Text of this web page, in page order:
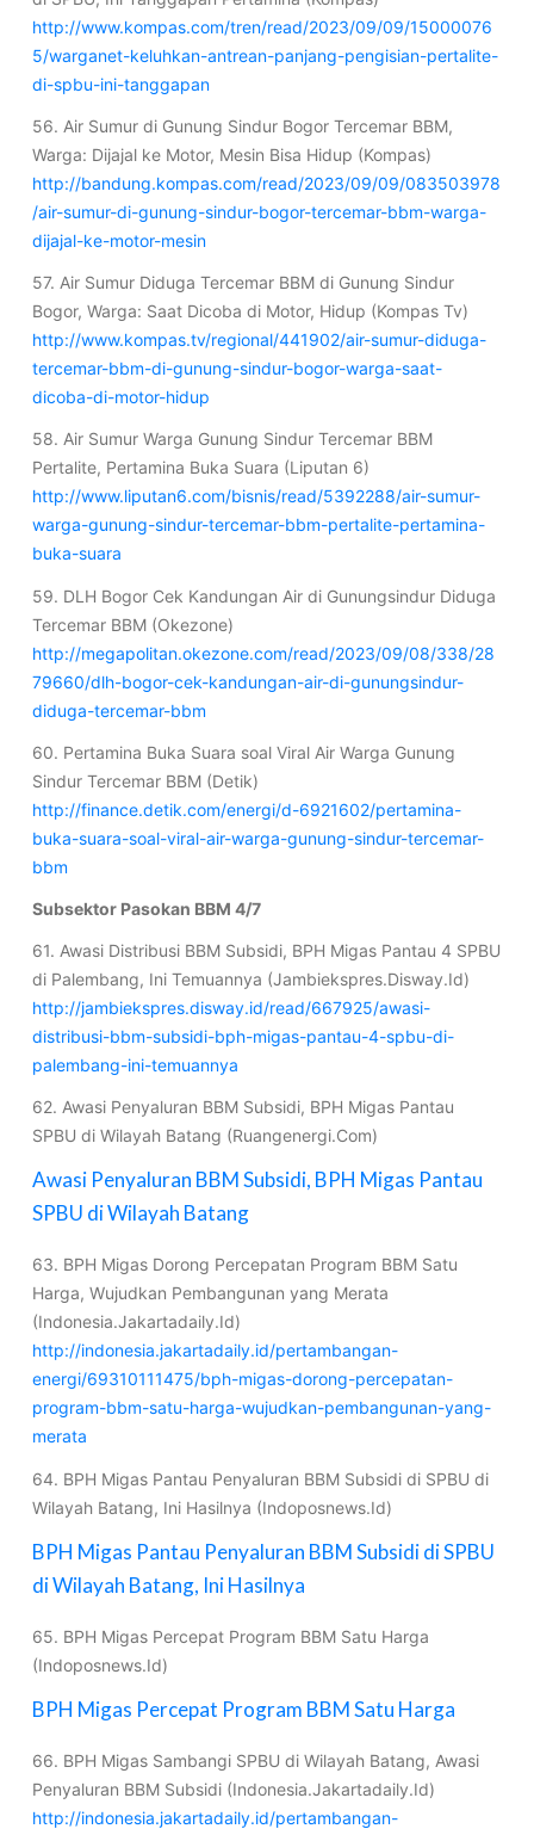
http://www.kompas.com/tren/read/2023/09/09/15000076
5/warganet-keluhkan-antrean-panjang-pengisian-pertalite-
di-spbu-ini-tanggapan
56. Air Sumur di Gunung Sindur Bogor Tercemar BBM,
Warga: Dijajal ke Motor, Mesin Bisa Hidup (Kompas)
http://bandung.kompas.com/read/2023/09/09/083503978
/air-sumur-di-gunung-sindur-bogor-tercemar-bbm-warga-
dijajal-ke-motor-mesin
57. Air Sumur Diduga Tercemar BBM di Gunung Sindur
Bogor, Warga: Saat Dicoba di Motor, Hidup (Kompas Tv)
http://www.kompas.tv/regional/441902/air-sumur-diduga-
tercemar-bbm-di-gunung-sindur-bogor-warga-saat-
dicoba-di-motor-hidup
58. Air Sumur Warga Gunung Sindur Tercemar BBM
Pertalite, Pertamina Buka Suara (Liputan 6)
http://www.liputan6.com/bisnis/read/5392288/air-sumur-
warga-gunung-sindur-tercemar-bbm-pertalite-pertamina-
buka-suara
59. DLH Bogor Cek Kandungan Air di Gunungsindur Diduga
Tercemar BBM (Okezone)
http://megapolitan.okezone.com/read/2023/09/08/338/28
79660/dlh-bogor-cek-kandungan-air-di-gunungsindur-
diduga-tercemar-bbm
60. Pertamina Buka Suara soal Viral Air Warga Gunung
Sindur Tercemar BBM (Detik)
http://finance.detik.com/energi/d-6921602/pertamina-
buka-suara-soal-viral-air-warga-gunung-sindur-tercemar-
bbm
Subsektor Pasokan BBM 4/7
61. Awasi Distribusi BBM Subsidi, BPH Migas Pantau 4 SPBU
di Palembang, Ini Temuannya (Jambiekspres.Disway.Id)
http://jambiekspres.disway.id/read/667925/awasi-
distribusi-bbm-subsidi-bph-migas-pantau-4-spbu-di-
palembang-ini-temuannya
62. Awasi Penyaluran BBM Subsidi, BPH Migas Pantau
SPBU di Wilayah Batang (Ruangenergi.Com)
Awasi Penyaluran BBM Subsidi, BPH Migas Pantau
SPBU di Wilayah Batang
63. BPH Migas Dorong Percepatan Program BBM Satu
Harga, Wujudkan Pembangunan yang Merata
(Indonesia.Jakartadaily.Id)
http://indonesia.jakartadaily.id/pertambangan-
energi/69310111475/bph-migas-dorong-percepatan-
program-bbm-satu-harga-wujudkan-pembangunan-yang-
merata
64. BPH Migas Pantau Penyaluran BBM Subsidi di SPBU di
Wilayah Batang, Ini Hasilnya (Indoposnews.Id)
BPH Migas Pantau Penyaluran BBM Subsidi di SPBU
di Wilayah Batang, Ini Hasilnya
65. BPH Migas Percepat Program BBM Satu Harga
(Indoposnews.Id)
BPH Migas Percepat Program BBM Satu Harga
66. BPH Migas Sambangi SPBU di Wilayah Batang, Awasi
Penyaluran BBM Subsidi (Indonesia.Jakartadaily.Id)
http://indonesia.jakartadaily.id/pertambangan-